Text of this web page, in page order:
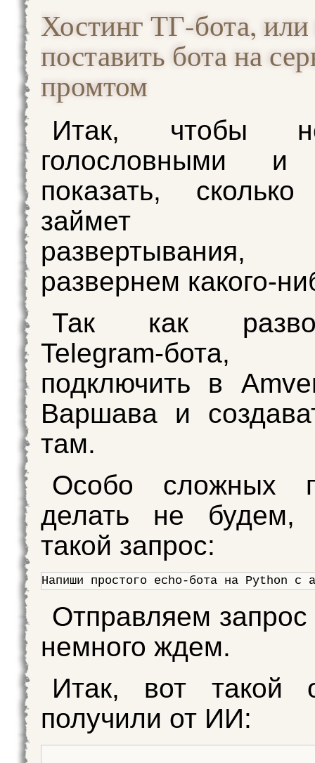
Хостинг ТГ-бота, или
поставить бота на
промтом
Итак, чтобы
голословными и
показать,
займет
развертывания,
развернем какого-
Так как
Telegram-
подключить в
Варшава и
там.
Особо сложных
делать не будем,
такой запрос:
Напиши простого echo-бота на Python с
Отправляем
немного ждем.
Итак, вот такой
получили от ИИ: